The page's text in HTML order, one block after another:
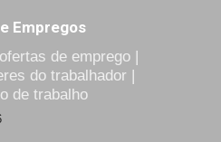
conteúdo principal
Empregos
de emprego |
do trabalhador |
de trabalho